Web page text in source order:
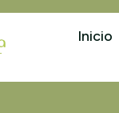
Inicio